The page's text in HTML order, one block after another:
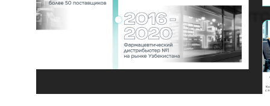
Создание, поддержка и
продвижение сайтов в Узбекистане